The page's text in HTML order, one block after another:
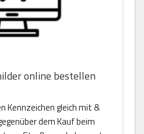
online bestellen
Kennzeichen gleich mit &
dem Kauf beim